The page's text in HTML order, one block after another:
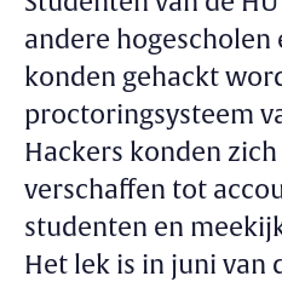
andere
konden gehackt
proctoringsysteem
Hackers konden
verschaffen tot
studenten en
Het lek is in juni van